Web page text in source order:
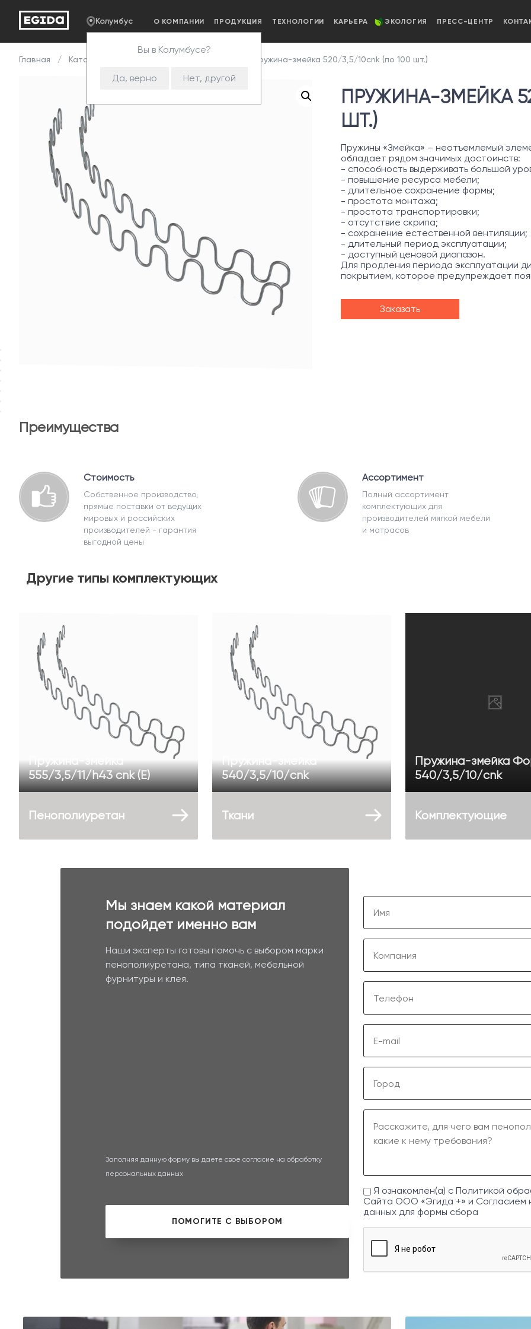
Колумбус
Вы в Колумбусе?
Да, верно Нет, другой
О КОМПАНИИ ПРОДУКЦИЯ ТЕХНОЛОГИИ КАРЬЕРА ЭКОЛОГИЯ ПРЕСС-ЦЕНТР
Главная Каталог Пружина-змейка 520/3,5/10cnk (по 100 шт.)
ПРУЖИНА-ЗМЕЙКА
ШТ.)
Пружины «Змейка» – неотъемлемый
обладает рядом значимых достоинств:
- способность выдерживать большой
- повышение ресурса мебели;
- длительное сохранение формы;
- простота монтажа;
- простота транспортировки;
- отсутствие скрипа;
- сохранение естественной вентиляции;
- длительный период эксплуатации;
- доступный ценовой диапазон.
Для продления периода эксплуатации
покрытием, которое предупреждает
Заказать
Преимущества
Стоимость
Собственное производство,
прямые поставки от ведущих
мировых и российских
производителей - гарантия
выгодной цены
Ассортимент
Полный ассортимент
комплектующих для
производителей мягкой мебели
и матрасов
Другие типы комплектующих
Пружина-змейка
555/3,5/11/h43 cnk (Е)
Пружина-змейка
540/3,5/10/cnk
Пружина-змейка
540/3,5/10/cnk
Пенополиуретан Ткани Комплектующие
Мы знаем какой материал
подойдет именно вам
Наши эксперты готовы помочь с выбором марки
пенополиуретана, типа тканей, мебельной
фурнитуры и клея.
Заполняя данную форму вы даете свое согласие на обработку
персональных данных
Я ознакомлен(а) с Политикой
Сайта ООО «Эгида +» и Согласием
данных для формы сбора